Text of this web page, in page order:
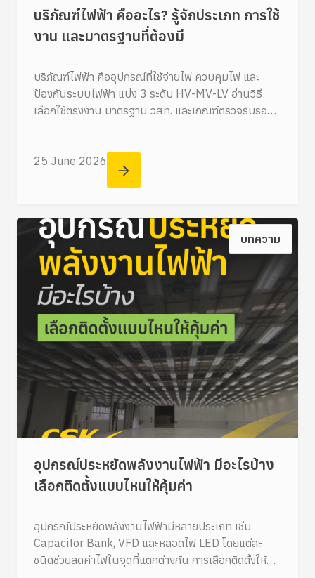
บริภัณฑ์ไฟฟ้า คืออะไร? รู้จักประเภท การใช้
งาน และมาตรฐานที่ต้องมี
บริภัณฑ์ไฟฟ้า คืออุปกรณ์ที่ใช้จ่ายไฟ ควบคุมไฟ และ
ป้องกันระบบไฟฟ้า แบ่ง 3 ระดับ HV-MV-LV อ่านวิธี
เลือกใช้ตรงงาน มาตรฐาน วสท. และเกณฑ์ตรวจรับรอง
25 June 2026
บทความ
อุปกรณ์ประหยัดพลังงานไฟฟ้า มีอะไรบ้าง
เลือกติดตั้งแบบไหนให้คุ้มค่า
อุปกรณ์ประหยัดพลังงานไฟฟ้ามีหลายประเภท เช่น
Capacitor Bank, VFD และหลอดไฟ LED โดยแต่ละ
ชนิดช่วยลดค่าไฟในจุดที่แตกต่างกัน การเลือกติดตั้งให้คุ้ม